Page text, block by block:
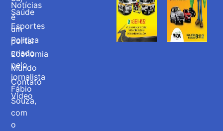
Notícias
é
um
portal
criado
pelo
jornalista
Fábio
Souza,
com
o
Saúde
Esportes
Politica
Economia
Mundo
Contato
Vídeo